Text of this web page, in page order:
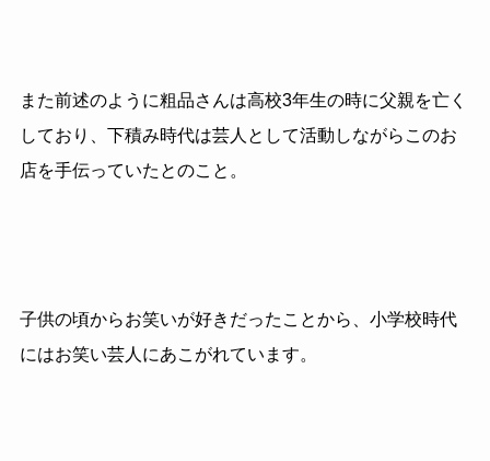
また前述のように粗品さんは高校3年生の時に父親を亡く
しており、下積み時代は芸人として活動しながらこのお
店を手伝っていたとのこと。
子供の頃からお笑いが好きだったことから、小学校時代
にはお笑い芸人にあこがれています。